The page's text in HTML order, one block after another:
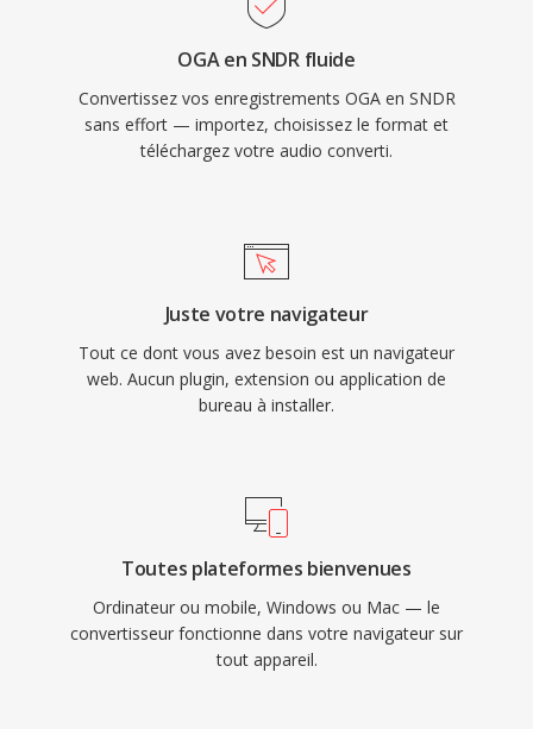
OGA en SNDR fluide
Convertissez vos enregistrements OGA en SNDR
sans effort — importez, choisissez le format et
téléchargez votre audio converti.
Juste votre navigateur
Tout ce dont vous avez besoin est un navigateur
web. Aucun plugin, extension ou application de
bureau à installer.
Toutes plateformes bienvenues
Ordinateur ou mobile, Windows ou Mac — le
convertisseur fonctionne dans votre navigateur sur
tout appareil.